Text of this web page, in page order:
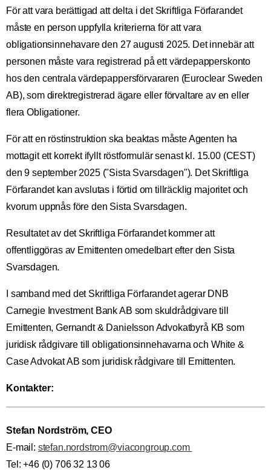
För att vara berättigad att delta i det Skriftliga Förfarandet
måste en person uppfylla kriterierna för att vara
obligationsinnehavare den 27 augusti 2025. Det innebär att
personen måste vara registrerad på ett värdepapperskonto
hos den centrala värdepappersförvararen (Euroclear Sweden
AB), som direktregistrerad ägare eller förvaltare av en eller
flera Obligationer.
För att en röstinstruktion ska beaktas måste Agenten ha
mottagit ett korrekt ifyllt röstformulär senast kl. 15.00 (CEST)
den 9 september 2025 ("Sista Svarsdagen"). Det Skriftliga
Förfarandet kan avslutas i förtid om tillräcklig majoritet och
kvorum uppnås före den Sista Svarsdagen.
Resultatet av det Skriftliga Förfarandet kommer att
offentliggöras av Emittenten omedelbart efter den Sista
Svarsdagen.
I samband med det Skriftliga Förfarandet agerar DNB
Carnegie Investment Bank AB som skuldrådgivare till
Emittenten, Gernandt & Danielsson Advokatbyrå KB som
juridisk rådgivare till obligationsinnehavarna och White &
Case Advokat AB som juridisk rådgivare till Emittenten.
Kontakter:
Stefan Nordström, CEO
E-mail: stefan.nordstrom@viacongroup.com
Tel: +46 (0) 706 32 13 06